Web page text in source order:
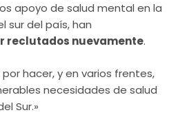
apoyo de salud mental en la
sur del país, han
reclutados nuevamente.
hacer, y en varios frentes,
necesidades de salud
Sur.»